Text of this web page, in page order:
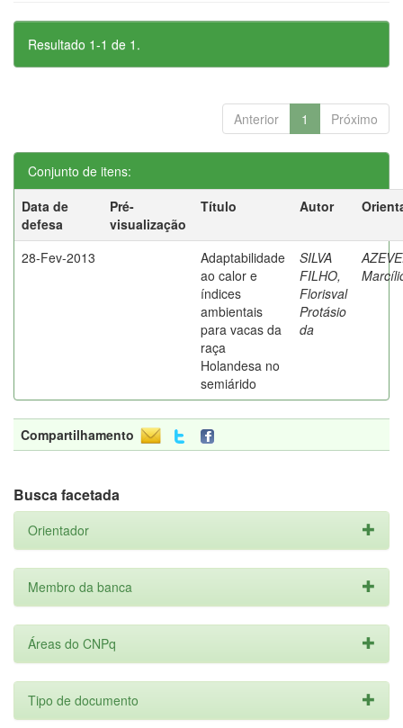
Resultado 1-1 de 1.
Anterior 1 Próximo
Conjunto de itens:
Data de
defesa
Pré-
visualização
Título Autor
28-Fev-2013
Adaptabilidade
ao calor e
índices
ambientais
para vacas da
raça
Holandesa no
semiárido
SILVA
FILHO,
Florisval
Protásio
da
Compartilhamento
Busca facetada
Orientador
Membro da banca
Áreas do CNPq
Tipo de documento